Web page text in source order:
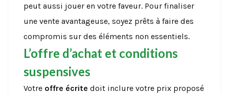
peut aussi jouer en votre faveur. Pour finaliser
une vente avantageuse, soyez prêts à faire des
compromis sur des éléments non essentiels.
L’offre d’achat et conditions
suspensives
Votre offre écrite doit inclure votre prix proposé